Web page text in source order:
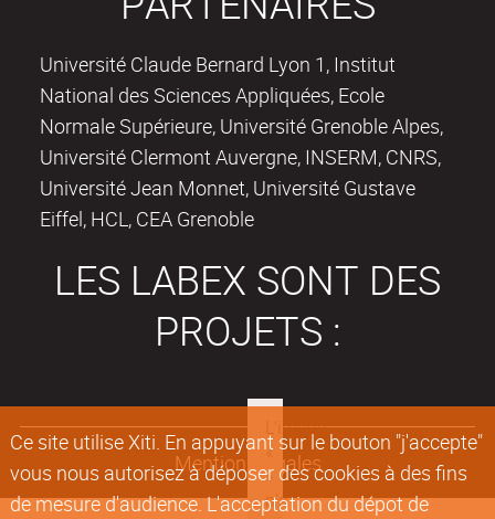
Ce site utilise Xiti. En appuyant sur le bouton "j'accepte"
vous nous autorisez à déposer des cookies à des fins
de mesure d'audience. L'acceptation du dépot de
Université Claude Bernard Lyon 1, Institut
National des Sciences Appliquées, Ecole
Normale Supérieure, Université Grenoble Alpes,
Université Clermont Auvergne, INSERM, CNRS,
Université Jean Monnet, Université Gustave
Eiffel, HCL, CEA Grenoble
LES LABEX SONT DES
PROJETS :
Mentions légales